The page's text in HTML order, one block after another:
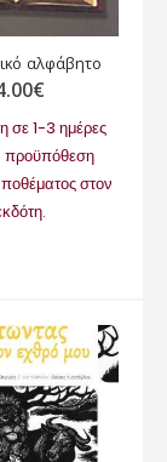
αλφάβητο
€
σε 1-3 ημέρες
προϋπόθεση
στον